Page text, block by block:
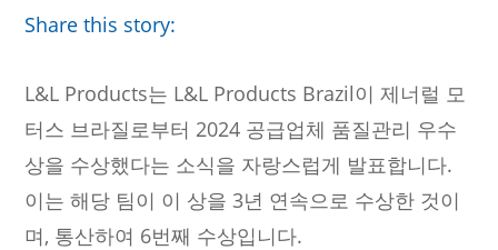
L&L Products는 L&L Products Brazil이 제너럴 모
터스 브라질로부터 2024 공급업체 품질관리 우수
상을 수상했다는 소식을 자랑스럽게 발표합니다.
이는 해당 팀이 이 상을 3년 연속으로 수상한 것이
며, 통산하여 6번째 수상입니다.